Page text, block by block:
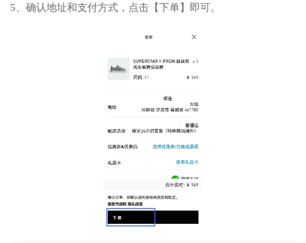
5、确认地址和支付方式，点击【下单】即可。